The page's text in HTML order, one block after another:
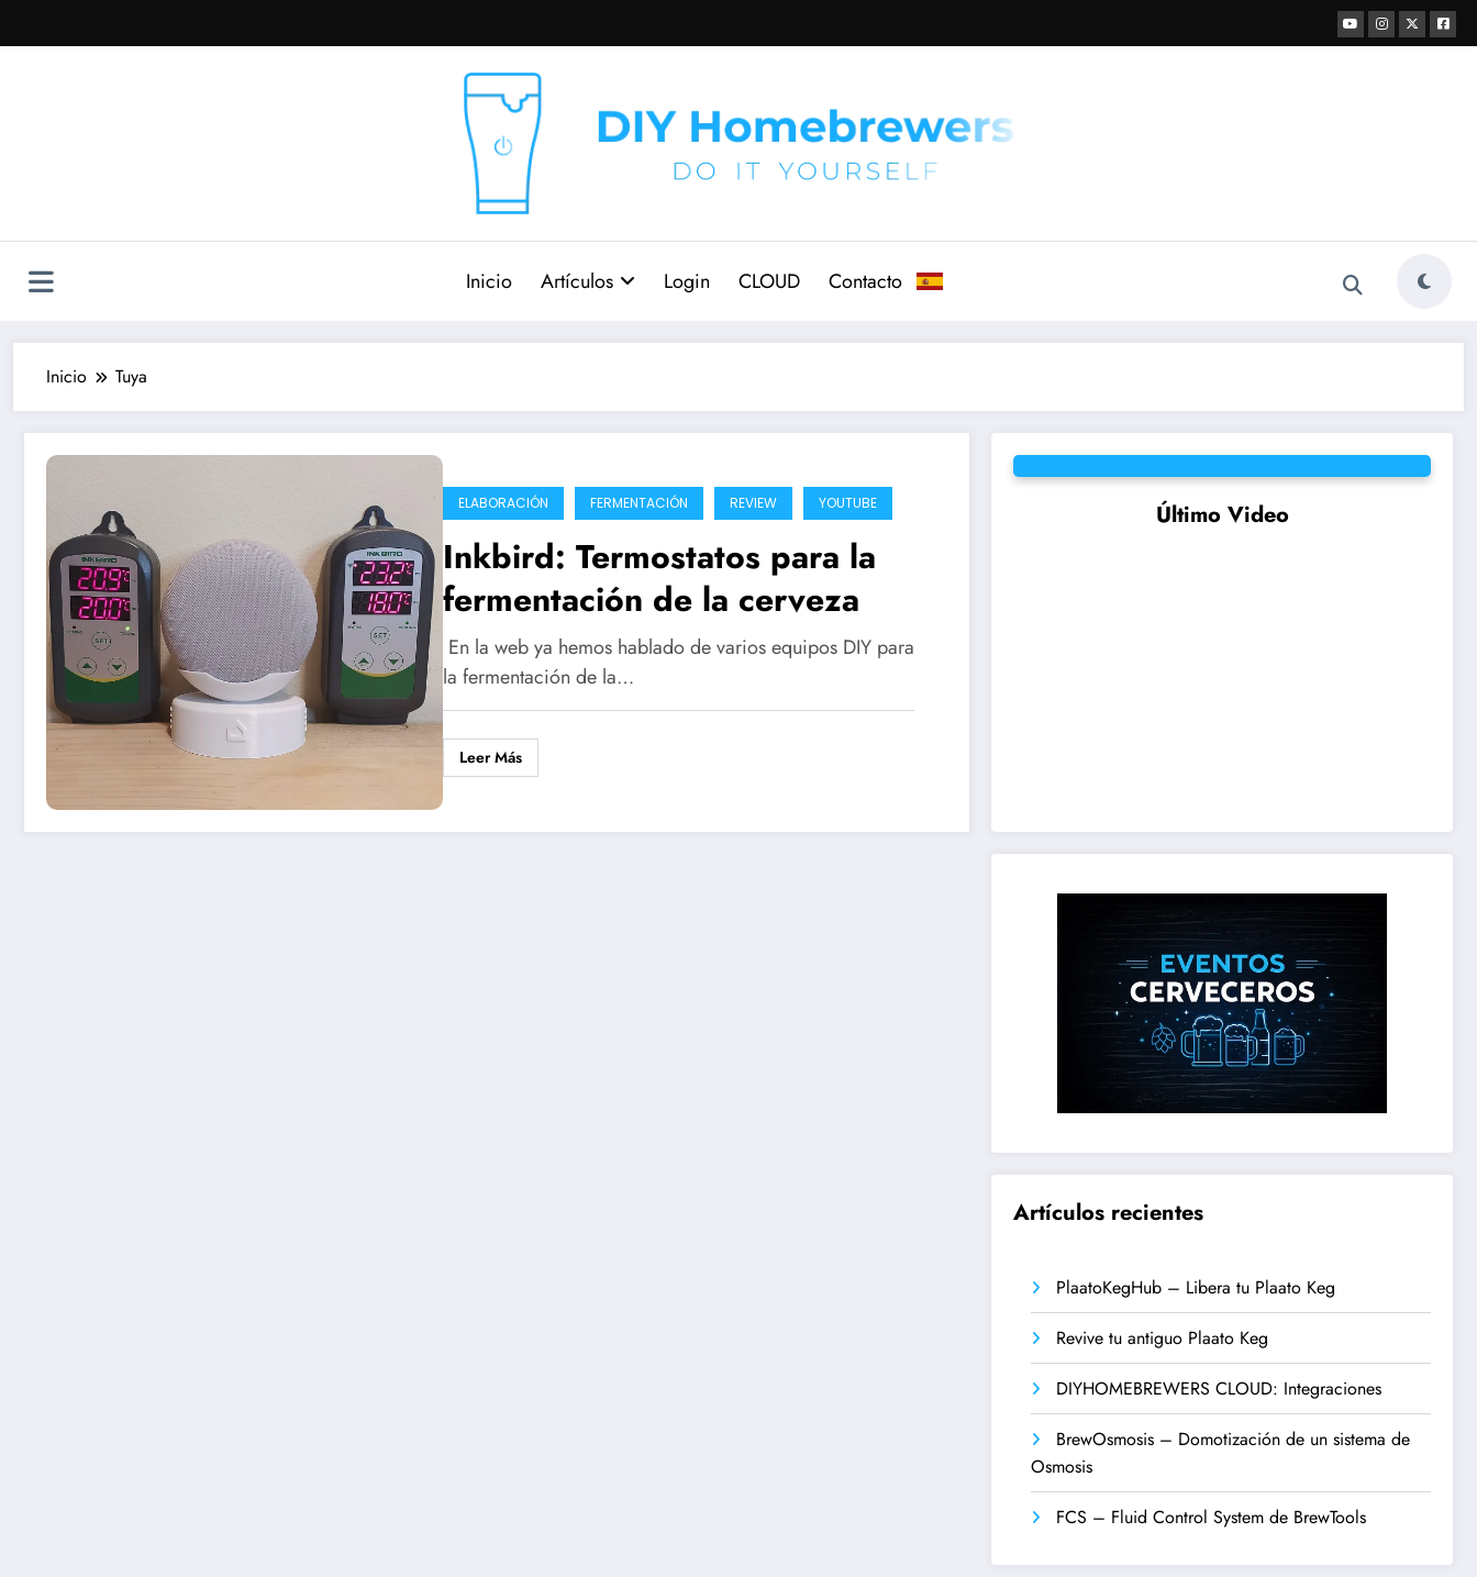
al
Inicio Artículos Login CLOUD Contacto
Inicio Tuya
ELABORACIÓN FERMENTACIÓN REVIEW YOUTUBE
Inkbird: Termostatos para la
fermentación de la cerveza
En la web ya hemos hablado de varios equipos DIY para
la fermentación de la…
Leer Más
Último Video
Artículos recientes
PlaatoKegHub – Libera tu Plaato Keg
Revive tu antiguo Plaato Keg
DIYHOMEBREWERS CLOUD: Integraciones
BrewOsmosis – Domotización de un sistema de
Osmosis
FCS – Fluid Control System de BrewTools